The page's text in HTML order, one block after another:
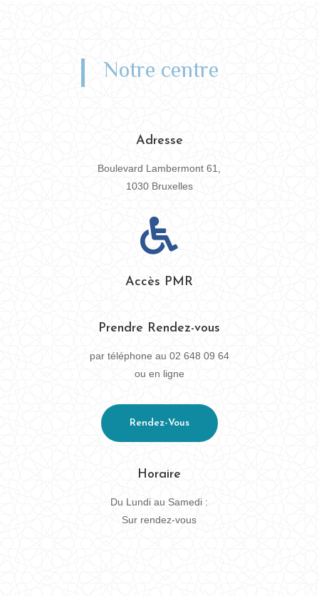
Notre centre
Adresse
Boulevard Lambermont 61,
1030 Bruxelles

Accès PMR
Prendre Rendez-vous
par téléphone au 02 648 09 64
ou en ligne
Rendez-Vous
Horaire
Du Lundi au Samedi :
Sur rendez-vous